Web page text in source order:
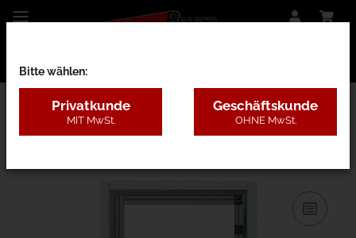
32AA - Zwischen der Laibung
Bitte wählen:
Privatkunde
MIT MwSt.
Geschäftskunde
OHNE MwSt.